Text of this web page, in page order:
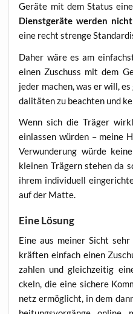
Gerä­te mit dem Sta­tus
Dienst­ge­rä­te wer­den
eine recht stren­ge
Daher wäre es am
einen Zuschuss mit dem
jeder machen, was er will,
da­li­tä­ten zu beach­ten und
Wenn sich die Trä­ger
ein­las­sen wür­den – mei­ne
Ver­wun­de­rung wür­de
klei­nen Trä­gern ste­hen da
ihrem indi­vi­du­ell
auf der Matte.
Eine Lösung
Eine aus mei­ner Sicht
kräf­ten ein­fach einen
zah­len und gleich­zei­tig
ckeln, die eine siche­re
netz ermög­licht, in dem